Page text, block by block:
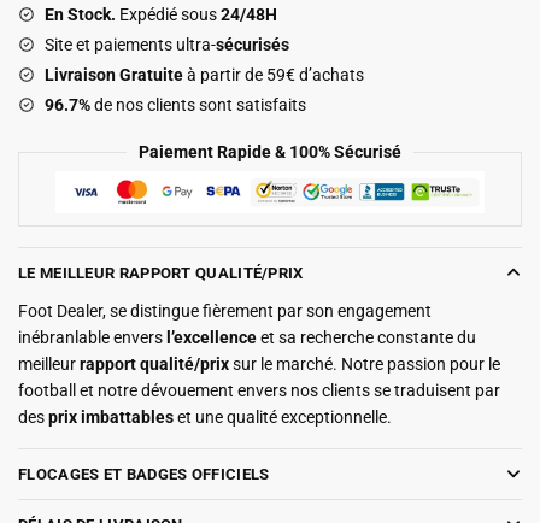
2025
2026
En Stock. Expédié sous24/48H
Site et paiements ultra-sécurisés
Livraison Gratuiteà partir de 59€ d’achats
96.7%de nos clients sont satisfaits
Paiement Rapide & 100% Sécurisé
LE MEILLEUR RAPPORT QUALITÉ/PRIX
Foot Dealer, se distingue fièrement par son engagement
inébranlable envers l’excellenceet sa recherche constante du
meilleurrapport qualité/prixsur le marché. Notre passion pour le
football et notre dévouement envers nos clients se traduisent par
desprix imbattableset une qualité exceptionnelle.
FLOCAGES ET BADGES OFFICIELS